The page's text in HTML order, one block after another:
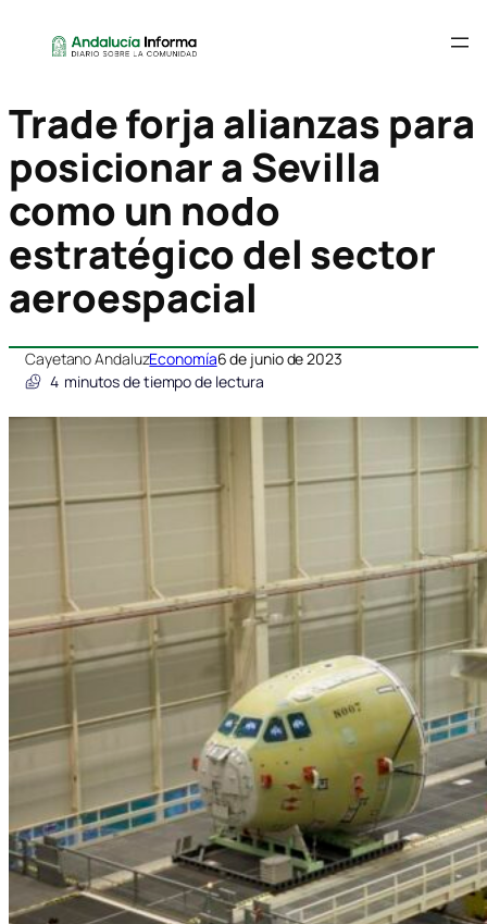
Trade forja alianzas para
posicionar a Sevilla
como un nodo
estratégico del sector
aeroespacial
Cayetano AndaluzEconomía6 de junio de 2023
4 minutos de tiempo de lectura